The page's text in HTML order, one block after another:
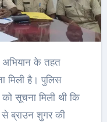
मिली है। पुलिस
सूचना मिली थी कि
ब्राउन शुगर की